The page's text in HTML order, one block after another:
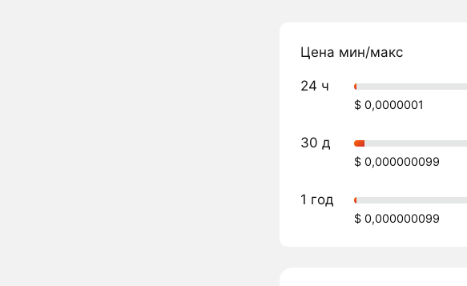
Цена мин/макс
24 ч
$ 0,0000001
30 д
$ 0,000000099
1 год
$ 0,000000099